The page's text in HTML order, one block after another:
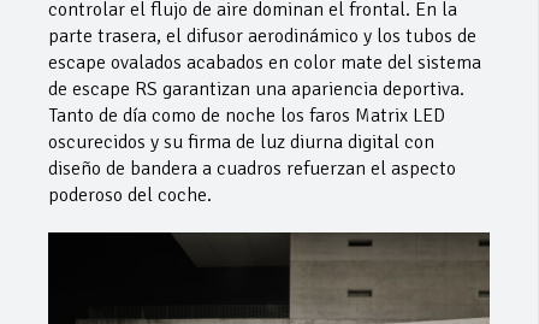
controlar el flujo de aire dominan el frontal. En la
parte trasera, el difusor aerodinámico y los tubos de
escape ovalados acabados en color mate del sistema
de escape RS garantizan una apariencia deportiva.
Tanto de día como de noche los faros Matrix LED
oscurecidos y su firma de luz diurna digital con
diseño de bandera a cuadros refuerzan el aspecto
poderoso del coche.